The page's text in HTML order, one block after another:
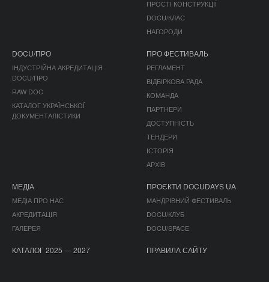
ПРОСТІ КОНСТРУКЦІЇ
DOCU/КЛАС
НАГОРОДИ
DOCU/ПРО
ІНДУСТРІЙНА АКРЕДИТАЦІЯ
DOCU/ПРО
RAW DOC
КАТАЛОГ УКРАЇНСЬКОЇ
ДОКУМЕНТАЛІСТИКИ
ПРО ФЕСТИВАЛЬ
РЕГЛАМЕНТ
ВІДБІРКОВА РАДА
КОМАНДА
ПАРТНЕРИ
ДОСТУПНІСТЬ
ТЕНДЕРИ
ІСТОРІЯ
АРХІВ
МЕДІА
МЕДІА ПРО НАС
АКРЕДИТАЦІЯ
ГАЛЕРЕЯ
ПРОЄКТИ DOCUDAYS UA
МАНДРІВНИЙ ФЕСТИВАЛЬ
DOCU/КЛУБ
DOCU/SPACE
КАТАЛОГ 2025 — 2027 ПРАВИЛА САЙТУ